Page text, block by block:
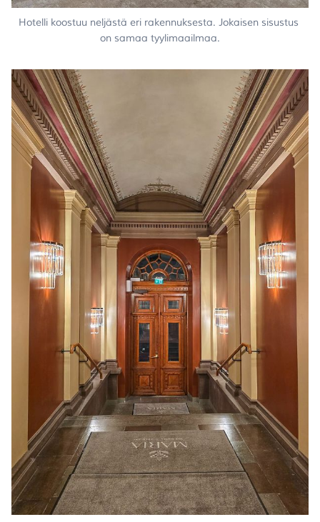
Hotelli koostuu neljästä eri rakennuksesta. Jokaisen sisustus
on samaa tyylimaailmaa.